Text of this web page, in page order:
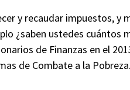
y recaudar impuestos, y
¿saben ustedes cuántos
de Finanzas en el
de Combate a la Pobreza.